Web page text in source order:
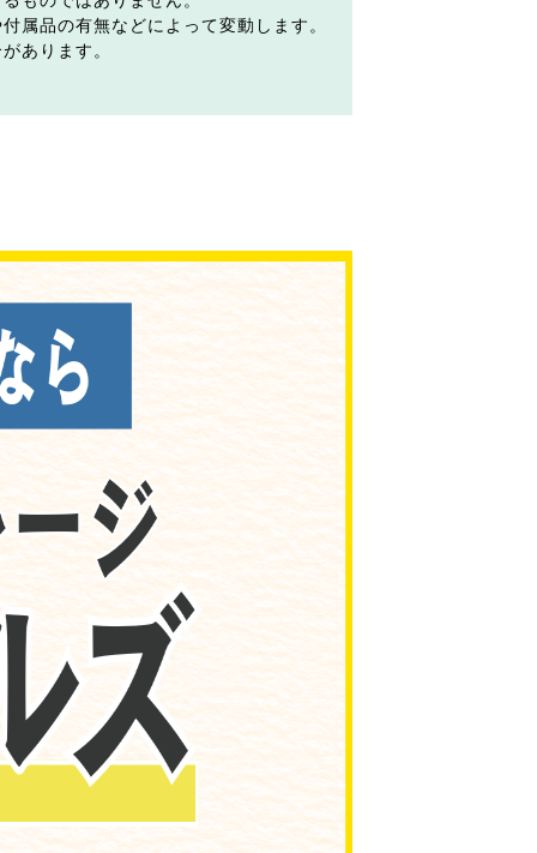
属品の有無などによって変動します。
あります。